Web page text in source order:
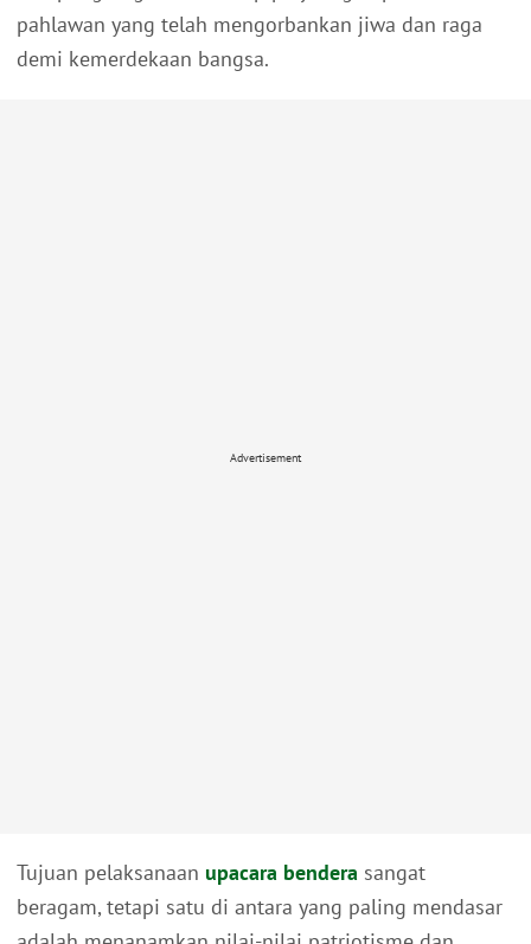
pahlawan yang telah mengorbankan jiwa dan raga
demi kemerdekaan bangsa.
Advertisement
Tujuan pelaksanaan upacara bendera sangat
beragam, tetapi satu di antara yang paling mendasar